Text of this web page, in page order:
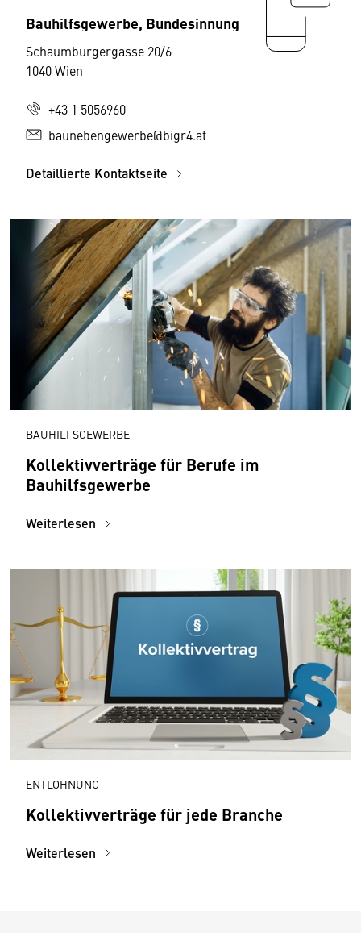
Bauhilfsgewerbe, Bundesinnung
Schaumburgergasse 20/6
1040 Wien
+43 1 5056960
baunebengewerbe@bigr4.at
Detaillierte Kontaktseite
BAUHILFSGEWERBE
Kollektivverträge für Berufe im
Bauhilfsgewerbe
Weiterlesen
ENTLOHNUNG
Kollektivverträge für jede Branche
Weiterlesen